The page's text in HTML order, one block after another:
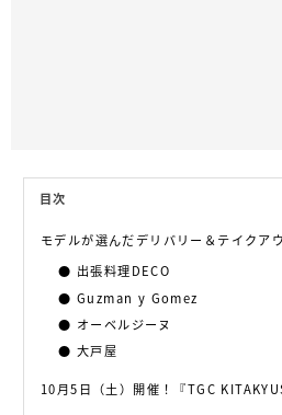
目次
モデルが選んだデリバリー＆テイクア
出張料理DECO
Guzman y Gomez
オーベルジーヌ
大戸屋
10月5日（土）開催！『TGC